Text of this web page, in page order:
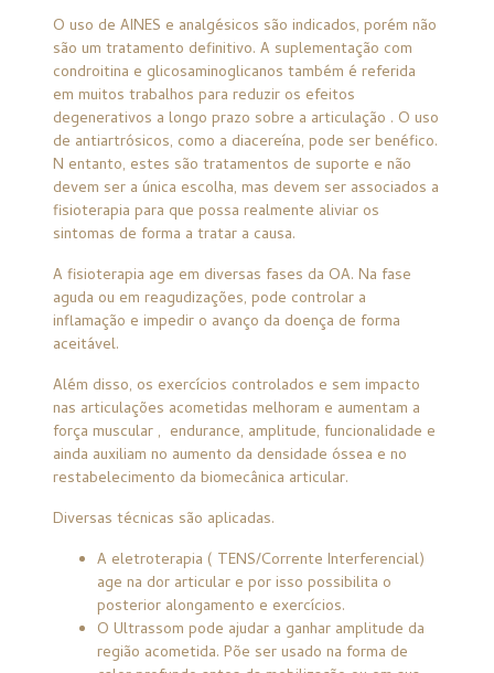
O uso de AINES e analgésicos são indicados, porém não
são um tratamento definitivo. A suplementação com
condroitina e glicosaminoglicanos também é referida
em muitos trabalhos para reduzir os efeitos
degenerativos a longo prazo sobre a articulação . O uso
de antiartrósicos, como a diacereína, pode ser benéfico.
N entanto, estes são tratamentos de suporte e não
devem ser a única escolha, mas devem ser associados a
fisioterapia para que possa realmente aliviar os
sintomas de forma a tratar a causa.
A fisioterapia age em diversas fases da OA. Na fase
aguda ou em reagudizações, pode controlar a
inflamação e impedir o avanço da doença de forma
aceitável.
Além disso, os exercícios controlados e sem impacto
nas articulações acometidas melhoram e aumentam a
força muscular , endurance, amplitude, funcionalidade e
ainda auxiliam no aumento da densidade óssea e no
restabelecimento da biomecânica articular.
Diversas técnicas são aplicadas.
A eletroterapia ( TENS/Corrente Interferencial)
age na dor articular e por isso possibilita o
posterior alongamento e exercícios.
O Ultrassom pode ajudar a ganhar amplitude da
região acometida. Põe ser usado na forma de